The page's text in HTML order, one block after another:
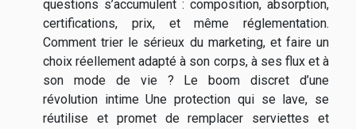
questions s’accumulent : composition, absorption,
certifications, prix, et même réglementation.
Comment trier le sérieux du marketing, et faire un
choix réellement adapté à son corps, à ses flux et à
son mode de vie ? Le boom discret d’une
révolution intime Une protection qui se lave, se
réutilise et promet de remplacer serviettes et